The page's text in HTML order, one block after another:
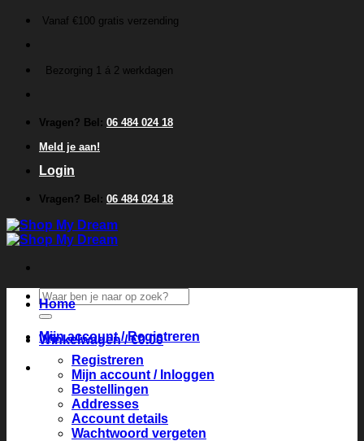
inhoud
Vanaf €100 gratis verzending
Bezorging 1 á 2 werkdagen
Vragen? Bel: 06 484 024 18
Meld je aan!
Login
Vragen? Bel: 06 484 024 18
Zoeken
naar:
Winkelwagen /€0.00
Home
Mijn account / Registreren
Registreren
Mijn account / Inloggen
Bestellingen
Addresses
Account details
Wachtwoord vergeten